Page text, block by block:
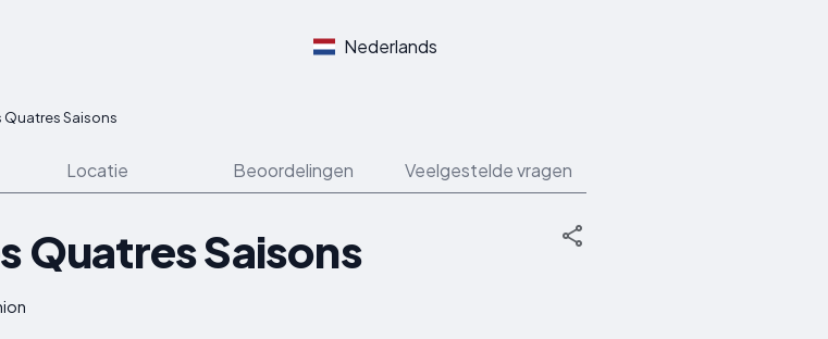
Nederlands
Quatres Saisons
Locatie Beoordelingen Veelgestelde vragen
Quatres Saisons